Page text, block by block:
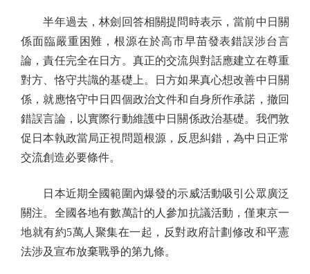
半年過去，林劍回答相關提問時表示，當前中日關
係面臨嚴重困難，根源在於高市早苗發表錯誤涉台言
論，責任完全在日方。真正的交流與對話應建立在尊重
對方、恪守共識的基礎上。日方如果真心想改善中日關
係，就應恪守中日四個政治文件和自身所作承諾，撤回
錯誤言論，以實際行動維護中日關係政治基礎。我們敦
促日本執政當局正視問題根源，反思糾錯，為中日正常
交流創造必要條件。
日本近期全國範圍內爆發的示威活動吸引公眾廣泛
關注。全國各地有數萬計的人參加抗議活動，僅東京一
地就有約5萬人聚集在一起，反對政府計劃修改和平憲
法涉及宣布放棄戰爭的第九條。